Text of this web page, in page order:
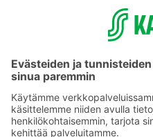
S-ostoslista -sovellus
Prisma.fi
Sokos.fi
S-Pankki
Yhteishyvä